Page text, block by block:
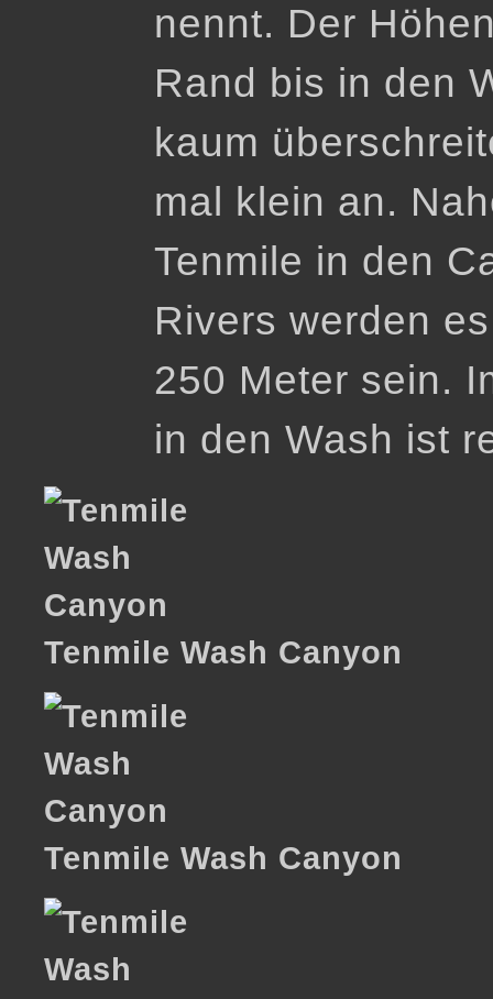
nennt. Der
Rand bis in den
kaum
mal klein an.
Tenmile in den
Rivers werden
250 Meter sein.
in den Wash ist
Tenmile Wash Canyon
Tenmile Wash Canyon